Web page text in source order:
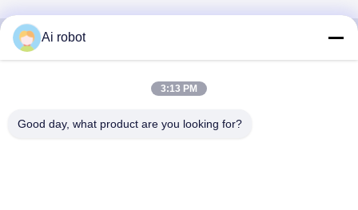
LABORATORY
Ai robot
3:13 PM
Good day, what product are you looking for?